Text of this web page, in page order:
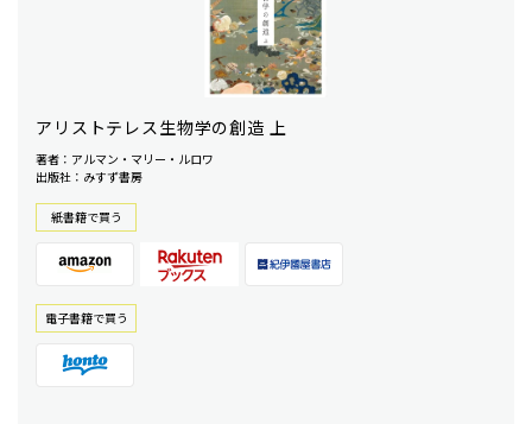
アリストテレス生物学の創造 上
著者：アルマン・マリー・ルロワ
出版社：みすず書房
紙書籍で買う
電⼦書籍で買う